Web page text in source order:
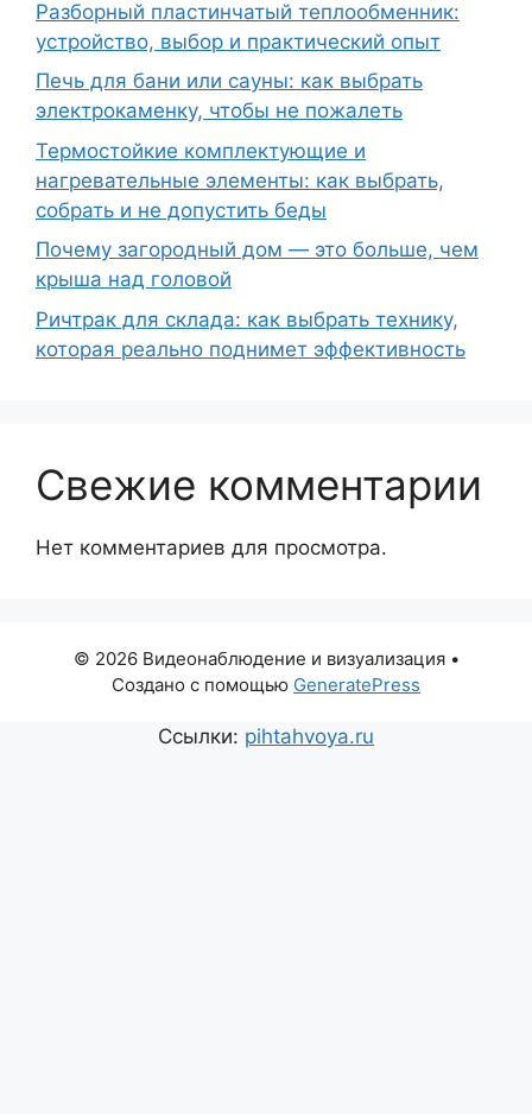
Разборный пластинчатый теплообменник:
устройство, выбор и практический опыт
Печь для бани или сауны: как выбрать
электрокаменку, чтобы не пожалеть
Термостойкие комплектующие и
нагревательные элементы: как выбрать,
собрать и не допустить беды
Почему загородный дом — это больше, чем
крыша над головой
Ричтрак для склада: как выбрать технику,
которая реально поднимет эффективность
Свежие комментарии
Нет комментариев для просмотра.
© 2026 Видеонаблюдение и визуализация•
Создано с помощью GeneratePress
Ссылки: pihtahvoya.ru